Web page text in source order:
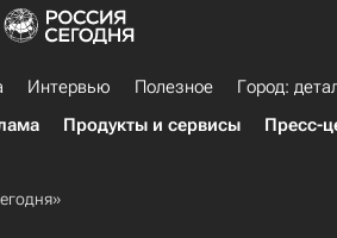
Интервью Полезное
Город:
Продукты и сервисы Пресс-